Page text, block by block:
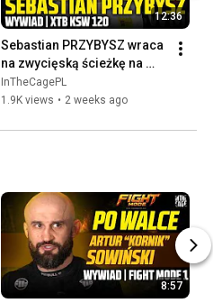
12:36
Sebastian PRZYBYSZ wraca
na zwycięską ścieżkę na
KSW 120 | Zastępstwo w
walce mistrzowskiej
InTheCagePL
1.9K views • 2 weeks ago
8:57